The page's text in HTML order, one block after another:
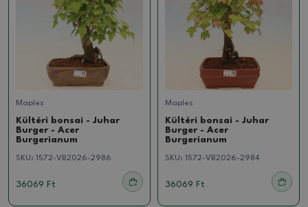
Maples
Kültéri bonsai - Juhar
Burger - Acer
Burgerianum
SKU: 1572-VB2026-2986
36069 Ft
Maples
Kültéri bonsai - Juhar
Burger - Acer
Burgerianum
SKU: 1572-VB2026-2984
36069 Ft